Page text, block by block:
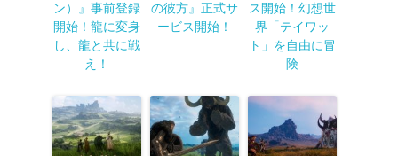
ン）』事前登録
開始！龍に変身
し、龍と共に戦
え！
の彼方』正式サ
ービス開始！
ス開始！幻想世
界「テイワッ
ト」を自由に冒
険